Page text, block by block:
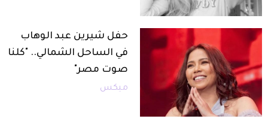
حفل شيرين عبد الوهاب
في الساحل الشمالي.. "كلنا
صوت مصر"
ميكس